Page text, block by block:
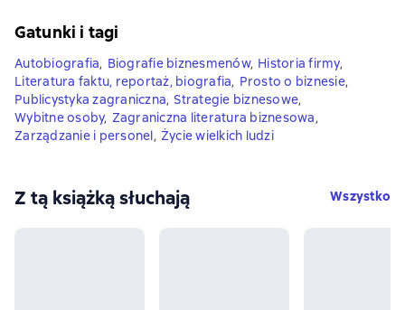
Gatunki i tagi
Autobiografia, Biografie biznesmenów, Historia firmy,
Literatura faktu, reportaż, biografia, Prosto o biznesie,
Publicystyka zagraniczna, Strategie biznesowe,
Wybitne osoby, Zagraniczna literatura biznesowa,
Zarządzanie i personel, Życie wielkich ludzi
Z tą książką słuchają Wszystko